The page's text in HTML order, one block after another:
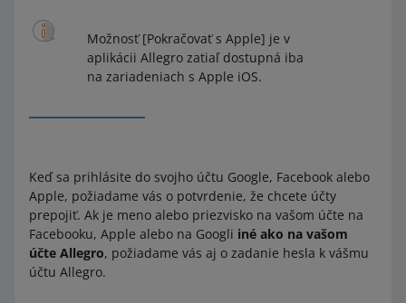
Možnosť [Pokračovať s Apple] je v
aplikácii Allegro zatiaľ dostupná iba
na zariadeniach s Apple iOS.
Keď sa prihlásite do svojho účtu Google, Facebook alebo
Apple, požiadame vás o potvrdenie, že chcete účty
prepojiť. Ak je meno alebo priezvisko na vašom účte na
Facebooku, Apple alebo na Googli iné ako na vašom
účte Allegro, požiadame vás aj o zadanie hesla k vášmu
účtu Allegro.